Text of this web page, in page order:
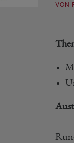
VON